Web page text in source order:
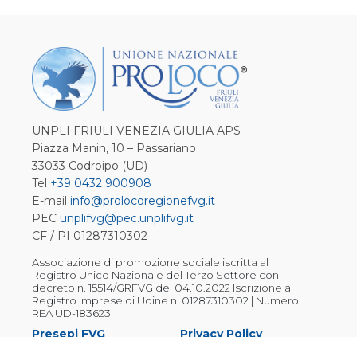
UNPLI FRIULI VENEZIA GIULIA APS
Piazza Manin, 10 – Passariano
33033 Codroipo (UD)
Tel +39 0432 900908
E-mail info@prolocoregionefvg.it
PEC unplifvg@pec.unplifvg.it
CF / PI 01287310302
Associazione di promozione sociale iscritta al
Registro Unico Nazionale del Terzo Settore con
decreto n. 15514/GRFVG del 04.10.2022 Iscrizione al
Registro Imprese di Udine n. 01287310302 | Numero
REA UD-183623
Presepi FVG Privacy Policy